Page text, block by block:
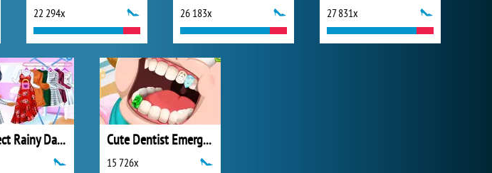
22 294x 26 183x 27 831x
My Perfect Rainy Day Look Cute Dentist Emergency
15 726x